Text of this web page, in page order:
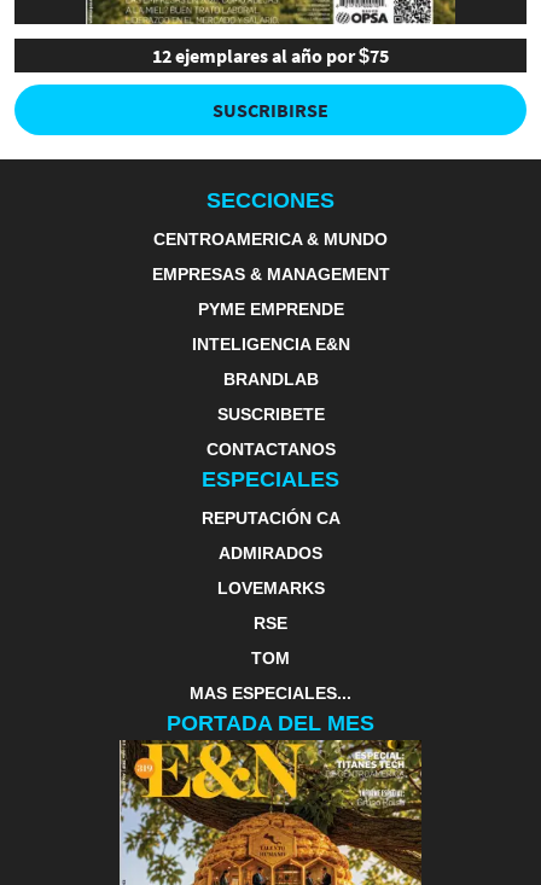
12 ejemplares al año por $75
SUSCRIBIRSE
SECCIONES
CENTROAMERICA & MUNDO
EMPRESAS & MANAGEMENT
PYME EMPRENDE
INTELIGENCIA E&N
BRANDLAB
SUSCRIBETE
CONTACTANOS
ESPECIALES
REPUTACIÓN CA
ADMIRADOS
LOVEMARKS
RSE
TOM
MAS ESPECIALES...
PORTADA DEL MES